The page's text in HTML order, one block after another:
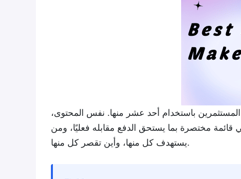
باستخدام أحد عشر منها. نفس المحتوى،
قائمة مختصرة بما يستحق الدفع مقابله فعليًا، ومن
يستهدف كل منها، وأين تقصر كل منها.